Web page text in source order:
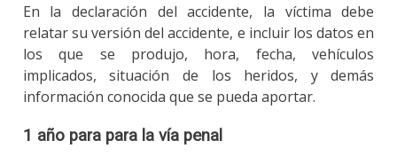
En la declaración del accidente, la víctima debe
relatar su versión del accidente, e incluir los datos en
los que se produjo, hora, fecha, vehículos
implicados, situación de los heridos, y demás
información conocida que se pueda aportar.
1 año para para la vía penal